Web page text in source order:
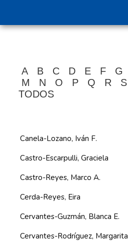
A B C D E F G
M
N O P Q R S
TODOS
Canela-Lozano, Iván F.
Castro-Escarpulli, Graciela
Castro-Reyes, Marco A.
Cerda-Reyes, Eira
Cervantes-Guzmán, Blanca E.
Cervantes-Rodríguez, Margarita